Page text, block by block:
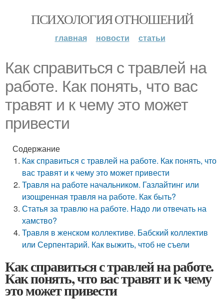
ПСИХОЛОГИЯ ОТНОШЕНИЙ
главная новости статьи
Как справиться с травлей на
работе. Как понять, что вас
травят и к чему это может
привести
Содержание
Как справиться с травлей на работе. Как понять, что
вас травят и к чему это может привести
Травля на работе начальником. Газлайтинг или
изощренная травля на работе. Как быть?
Статья за травлю на работе. Надо ли отвечать на
хамство?
Травля в женском коллективе. Бабский коллектив
или Серпентарий. Как выжить, чтоб не съели
Как справиться с травлей на работе.
Как понять, что вас травят и к чему
это может привести